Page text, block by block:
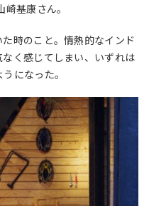
基康さん。
時のこと。情熱的なインド
く感じてしまい、いずれは
になった。